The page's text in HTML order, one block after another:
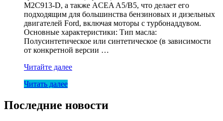
M2C913-D, а также ACEA A5/B5, что делает его
подходящим для большинства бензиновых и дизельных
двигателей Ford, включая моторы с турбонаддувом.
Основные характеристики: Тип масла:
Полусинтетическое или синтетическое (в зависимости
от конкретной версии …
М/
FORD
Motorcraft
A5
Читайте далее
Читать далее
Последние новости